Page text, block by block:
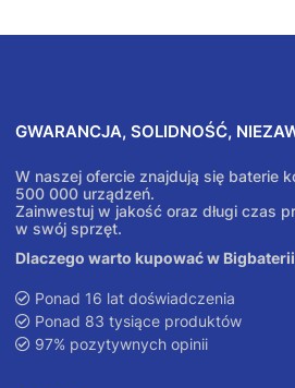
GWARANCJA, SOLIDNOŚĆ,
W naszej ofercie znajdują się baterie
500 000 urządzeń.
Zainwestuj w jakość oraz długi czas
w swój sprzęt.
Dlaczego warto kupować w
Ponad 16 lat doświadczenia
Ponad 83 tysiące produktów
97% pozytywnych opinii